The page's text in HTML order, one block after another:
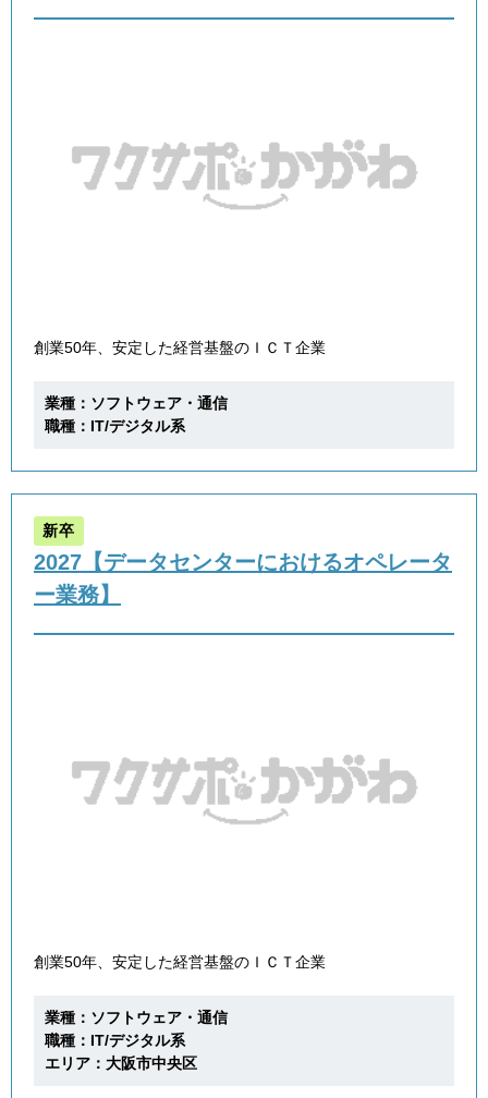
創業50年、安定した経営基盤のＩＣＴ企業
業種：ソフトウェア・通信
職種：IT/デジタル系
新卒
2027【データセンターにおけるオペレータ
ー業務】
創業50年、安定した経営基盤のＩＣＴ企業
業種：ソフトウェア・通信
職種：IT/デジタル系
エリア：大阪市中央区